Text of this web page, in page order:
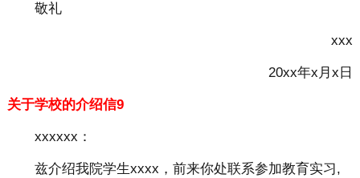
敬礼
xxx
20xx年x月x日
关于学校的介绍信9
xxxxxx：
兹介绍我院学生xxxx，前来你处联系参加教育实习,